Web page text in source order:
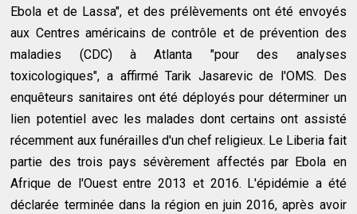
Ebola et de Lassa", et des prélèvements ont été envoyés
aux Centres américains de contrôle et de prévention des
maladies (CDC) à Atlanta "pour des analyses
toxicologiques", a affirmé Tarik Jasarevic de l'OMS. Des
enquêteurs sanitaires ont été déployés pour déterminer un
lien potentiel avec les malades dont certains ont assisté
récemment aux funérailles d'un chef religieux. Le Liberia fait
partie des trois pays sévèrement affectés par Ebola en
Afrique de l'Ouest entre 2013 et 2016. L'épidémie a été
déclarée terminée dans la région en juin 2016, après avoir